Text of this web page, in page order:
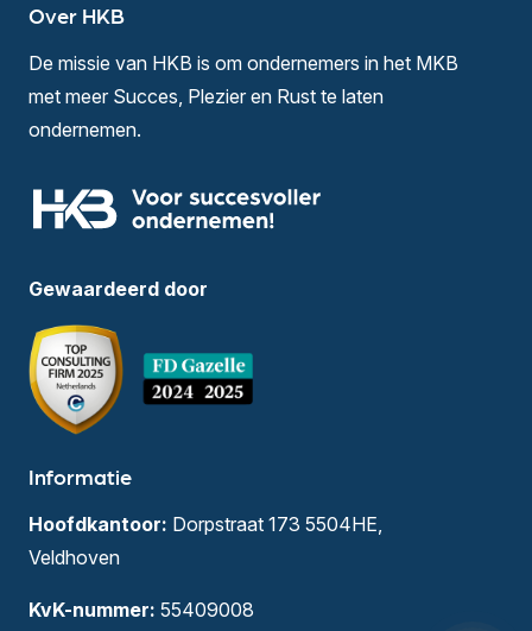
Over HKB
De missie van HKB is om ondernemers in het MKB
met meer Succes, Plezier en Rust te laten
ondernemen.
Gewaardeerd door
Informatie
Hoofdkantoor: Dorpstraat 173 5504HE,
Veldhoven
KvK-nummer: 55409008